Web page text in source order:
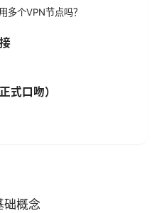
多个VPN节点吗？
式口吻）
础概念